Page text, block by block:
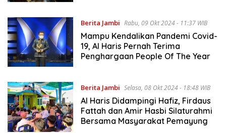
Berita Jambi Rabu, 09 Okt 2024 - 11:37 WIB
Mampu Kendalikan Pandemi Covid-
19, Al Haris Pernah Terima
Penghargaan People Of The Year
Berita Jambi Selasa, 08 Okt 2024 - 18:48 WIB
Al Haris Didampingi Hafiz, Firdaus
Fattah dan Amir Hasbi Silaturahmi
Bersama Masyarakat Pemayung